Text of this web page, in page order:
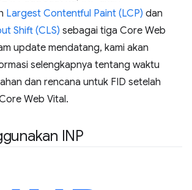
Largest Contentful Paint (LCP) dan
Shift (CLS) sebagai tiga Core Web
update mendatang, kami akan
selengkapnya tentang waktu
dan rencana untuk FID setelah
Web Vital.
INP